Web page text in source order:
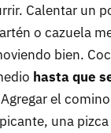
Calentar un
o cazuela
bien.
hasta que
el
una pizca